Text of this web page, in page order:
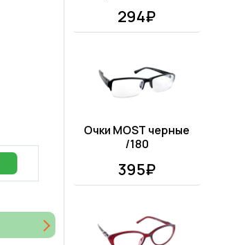
294₽
Очки MOST черные
/180
395₽